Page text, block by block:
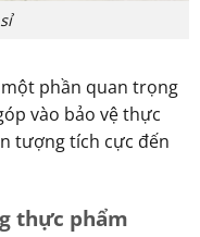
phần quan trọng
vào bảo vệ thực
tượng tích cực đến
thực phẩm